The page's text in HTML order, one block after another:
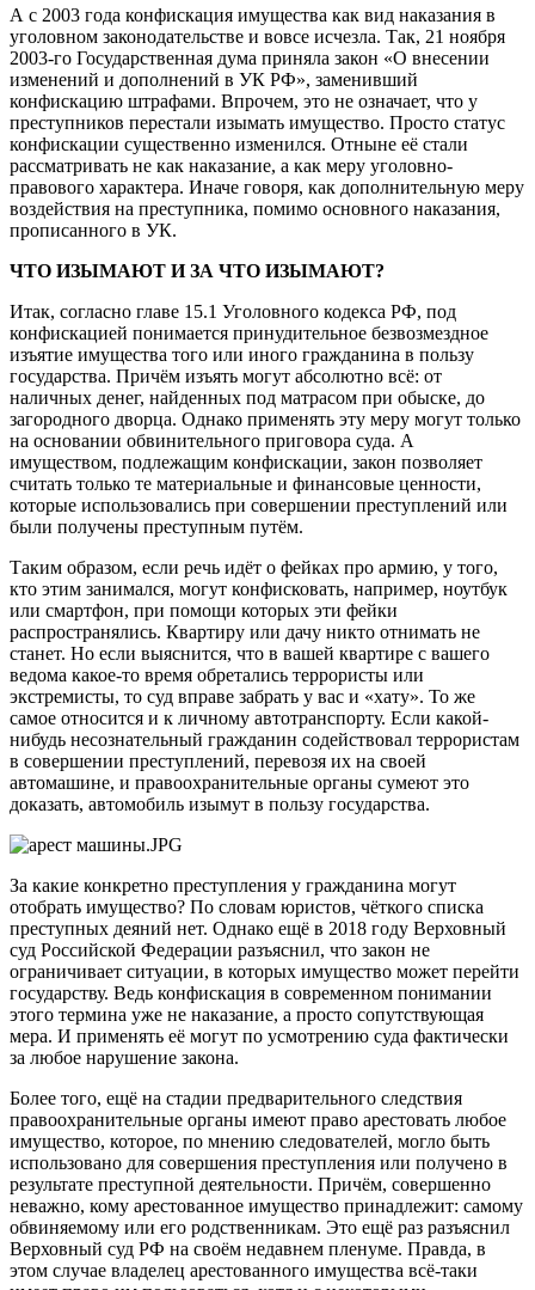
А с 2003 года конфискация имущества как вид наказания в
уголовном законодательстве и вовсе исчезла. Так, 21 ноября
2003-го Государственная дума приняла закон «О внесении
изменений и дополнений в УК РФ», заменивший
конфискацию штрафами. Впрочем, это не означает, что у
преступников перестали изымать имущество. Просто статус
конфискации существенно изменился. Отныне её стали
рассматривать не как наказание, а как меру уголовно-
правового характера. Иначе говоря, как дополнительную меру
воздействия на преступника, помимо основного наказания,
прописанного в УК.
ЧТО ИЗЫМАЮТ И ЗА ЧТО ИЗЫМАЮТ?
Итак, согласно главе 15.1 Уголовного кодекса РФ, под
конфискацией понимается принудительное безвозмездное
изъятие имущества того или иного гражданина в пользу
государства. Причём изъять могут абсолютно всё: от
наличных денег, найденных под матрасом при обыске, до
загородного дворца. Однако применять эту меру могут только
на основании обвинительного приговора суда. А
имуществом, подлежащим конфискации, закон позволяет
считать только те материальные и финансовые ценности,
которые использовались при совершении преступлений или
были получены преступным путём.
Таким образом, если речь идёт о фейках про армию, у того,
кто этим занимался, могут конфисковать, например, ноутбук
или смартфон, при помощи которых эти фейки
распространялись. Квартиру или дачу никто отнимать не
станет. Но если выяснится, что в вашей квартире с вашего
ведома какое-то время обретались террористы или
экстремисты, то суд вправе забрать у вас и «хату». То же
самое относится и к личному автотранспорту. Если какой-
нибудь несознательный гражданин содействовал террористам
в совершении преступлений, перевозя их на своей
автомашине, и правоохранительные органы сумеют это
доказать, автомобиль изымут в пользу государства.
За какие конкретно преступления у гражданина могут
отобрать имущество? По словам юристов, чёткого списка
преступных деяний нет. Однако ещё в 2018 году Верховный
суд Российской Федерации разъяснил, что закон не
ограничивает ситуации, в которых имущество может перейти
государству. Ведь конфискация в современном понимании
этого термина уже не наказание, а просто сопутствующая
мера. И применять её могут по усмотрению суда фактически
за любое нарушение закона.
Более того, ещё на стадии предварительного следствия
правоохранительные органы имеют право арестовать любое
имущество, которое, по мнению следователей, могло быть
использовано для совершения преступления или получено в
результате преступной деятельности. Причём, совершенно
неважно, кому арестованное имущество принадлежит: самому
обвиняемому или его родственникам. Это ещё раз разъяснил
Верховный суд РФ на своём недавнем пленуме. Правда, в
этом случае владелец арестованного имущества всё-таки